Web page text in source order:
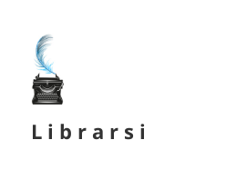
L i b r a r s i